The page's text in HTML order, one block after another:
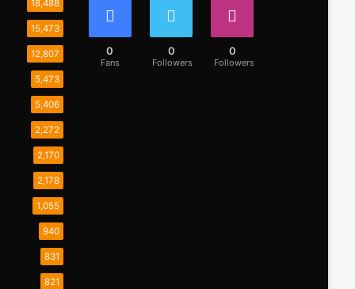
18,488
15,473
12,807
5,473
5,406
2,272
2,170
2,178
1,055
940
831
821
0
Fans
0
Followers
0
Followers